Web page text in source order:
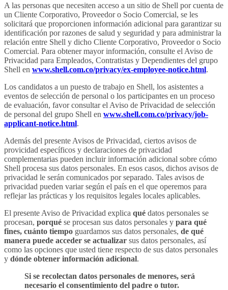
A las personas que necesiten acceso a un sitio de Shell por cuenta de
un Cliente Corporativo, Proveedor o Socio Comercial, se les
solicitará que proporcionen información adicional para garantizar su
identificación por razones de salud y seguridad y para administrar la
relación entre Shell y dicho Cliente Corporativo, Proveedor o Socio
Comercial. Para obtener mayor información, consulte el Aviso de
Privacidad para Empleados, Contratistas y Dependientes del grupo
Shell en www.shell.com.co/privacy/ex-employee-notice.html.
Los candidatos a un puesto de trabajo en Shell, los asistentes a
eventos de selección de personal o los participantes en un proceso
de evaluación, favor consultar el Aviso de Privacidad de selección
de personal del grupo Shell en www.shell.com.co/privacy/job-
applicant-notice.html.
Además del presente Avisos de Privacidad, ciertos avisos de
provicidad específicos y declaraciones de privacidad
complementarias pueden incluir información adicional sobre cómo
Shell procesa sus datos personales. En esos casos, dichos avisos de
privacidad le serán comunicados por separado. Tales avisos de
privacidad pueden variar según el país en el que operemos para
reflejar las prácticas y los requisitos legales locales aplicables.
El presente Aviso de Privacidad explica qué datos personales se
procesan, porqué se procesan sus datos personales y para qué
fines, cuánto tiempo guardamos sus datos personales, de qué
manera puede acceder se actualizar sus datos personales, así
como las opciones que usted tiene respecto de sus datos personales
y dónde obtener información adicional.
Si se recolectan datos personales de menores, será
necesario el consentimiento del padre o tutor.